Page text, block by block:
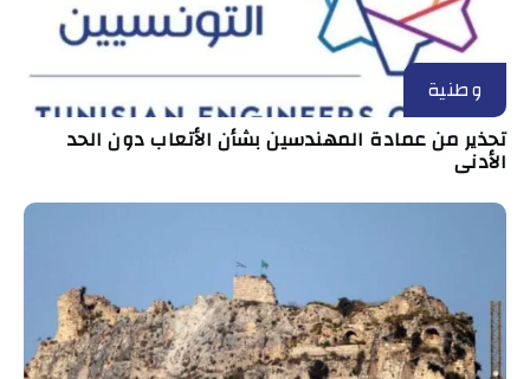
وطنية
تحذير من عمادة المهندسين بشأن الأتعاب دون الحد
الأدنى